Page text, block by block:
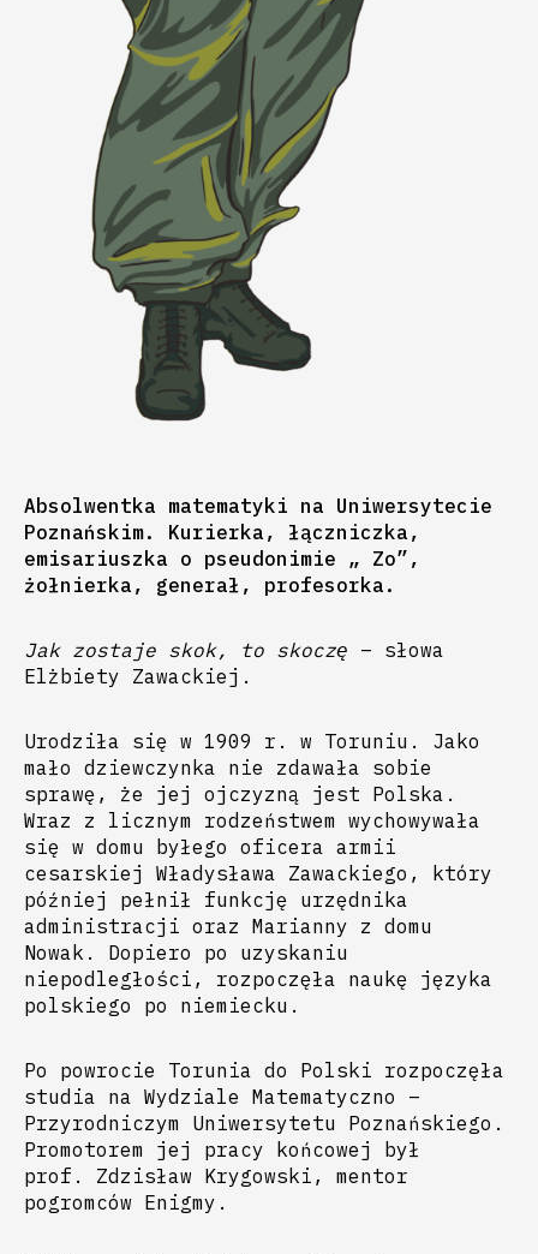
Absolwentka matematyki na Uniwersytecie
Poznańskim. Kurierka, łączniczka,
emisariuszka o pseudonimie „ Zo”,
żołnierka, generał, profesorka.
Jak zostaje skok, to skoczę – słowa
Elżbiety Zawackiej.
Urodziła się w 1909 r. w Toruniu. Jako
mało dziewczynka nie zdawała sobie
sprawę, że jej ojczyzną jest Polska.
Wraz z licznym rodzeństwem wychowywała
się w domu byłego oficera armii
cesarskiej Władysława Zawackiego, który
później pełnił funkcję urzędnika
administracji oraz Marianny z domu
Nowak. Dopiero po uzyskaniu
niepodległości, rozpoczęła naukę języka
polskiego po niemiecku.
Po powrocie Torunia do Polski rozpoczęła
studia na Wydziale Matematyczno –
Przyrodniczym Uniwersytetu Poznańskiego.
Promotorem jej pracy końcowej był
prof. Zdzisław Krygowski, mentor
pogromców Enigmy.